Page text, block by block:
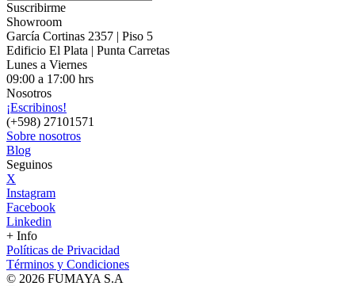
Suscribirme
Showroom
García Cortinas 2357 | Piso 5
Edificio El Plata | Punta Carretas
Lunes a Viernes
09:00 a 17:00 hrs
Nosotros
¡Escribinos!
(+598) 27101571
Sobre nosotros
Blog
Seguinos
X
Instagram
Facebook
Linkedin
+ Info
Políticas de Privacidad
Términos y Condiciones
© 2026 FUMAYA S.A